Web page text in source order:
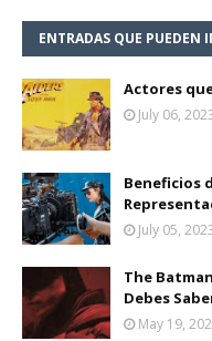
ENTRADAS QUE PUEDEN
Actores
July 06,
Beneficios
July 05,
The
Debes
May 19,